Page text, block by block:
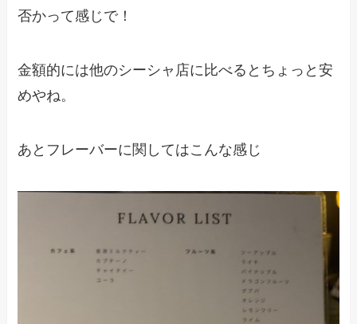
否かって感じで！
金額的には他のシーシャ店に比べるとちょっと安
めやね。
あとフレーバーに関してはこんな感じ